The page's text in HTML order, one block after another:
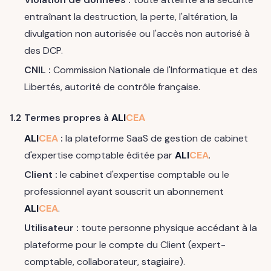
entraînant la destruction, la perte, l'altération, la
divulgation non autorisée ou l'accès non autorisé à
des DCP.
CNIL : Commission Nationale de l'Informatique et des
Libertés, autorité de contrôle française.
1.2 Termes propres à ALICEA
ALICEA : la plateforme SaaS de gestion de cabinet
d'expertise comptable éditée parALICEA.
Client : le cabinet d'expertise comptable ou le
professionnel ayant souscrit un abonnement
ALICEA.
Utilisateur : toute personne physique accédant à la
plateforme pour le compte du Client (expert-
comptable, collaborateur, stagiaire).